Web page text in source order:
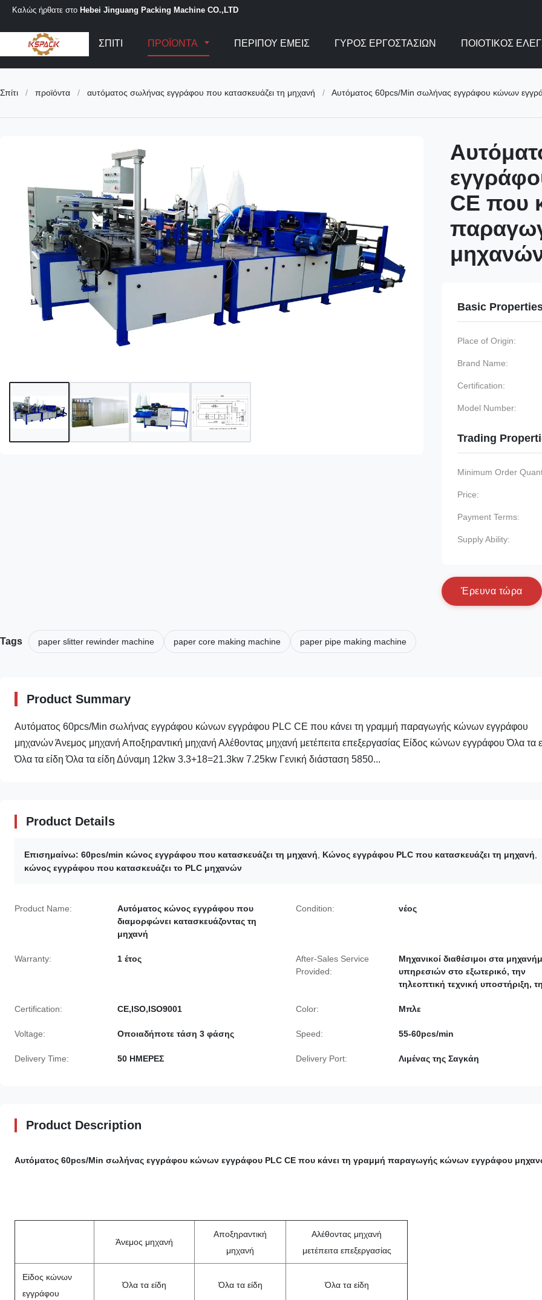
Καλώς ήρθατε στο Hebei Jinguang Packing Machine CO.,LTD
ΣΠΊΤΙ ΠΡΟΪΌΝΤΑ ΠΕΡΊΠΟΥ ΕΜΕΊΣ ΓΎΡΟΣ ΕΡΓΟΣΤΑΣΊΩΝ ΠΟΙΟΤΙΚΌΣ
Σπίτι / προϊόντα / αυτόματος σωλήνας εγγράφου που κατασκευάζει τη μηχανή / Αυτόματος 60pcs/Min σωλήνας εγγράφου κώνων
CE που
Basic
Place of Origin:
Brand Name:
Certification:
Model Number:
Trading
Minimum Order
Price:
Payment Terms:
Supply Ability:
Έρευνα τώρα
Tags paper slitter rewinder machine paper core making machine paper pipe making machine
Product Summary
Αυτόματος 60pcs/Min σωλήνας εγγράφου κώνων εγγράφου PLC CE που κάνει τη γραμμή παραγωγής κώνων εγγράφου
μηχανών Άνεμος μηχανή Αποξηραντική μηχανή Αλέθοντας μηχανή μετέπειτα επεξεργασίας Είδος κώνων εγγράφου Όλα τα
Όλα τα είδη Όλα τα είδη Δύναμη 12kw 3.3+18=21.3kw 7.25kw Γενική διάσταση 5850...
Product Details
Επισημαίνω: 60pcs/min κώνος εγγράφου που κατασκευάζει τη μηχανή Κώνος εγγράφου PLC που κατασκευάζει τη μηχανή
κώνος εγγράφου που κατασκευάζει το PLC μηχανών
Product Name:
Αυτόματος κώνος εγγράφου που
διαμορφώνει κατασκευάζοντας τη
μηχανή
Condition: νέος
Warranty: 1 έτος
After-Sales Service
Provided:
Μηχανικοί διαθέσιμοι στα
υπηρεσιών στο εξωτερικό, την
τηλεοπτική τεχνική υποστήριξη,
Certification: CE,ISO,ISO9001 Color: Μπλε
Voltage: Οποιαδήποτε τάση 3 φάσης Speed: 55-60pcs/min
Delivery Time: 50 ΗΜΕΡΕΣ Delivery Port: Λιμένας της Σαγκάη
Product Description
Αυτόματος 60pcs/Min σωλήνας εγγράφου κώνων εγγράφου PLC CE που κάνει τη γραμμή παραγωγής κώνων εγγράφου
Άνεμος μηχανή
Αποξηραντική
μηχανή
Αλέθοντας μηχανή
μετέπειτα επεξεργασίας
Είδος κώνων
εγγράφου
Όλα τα είδη Όλα τα είδη Όλα τα είδη